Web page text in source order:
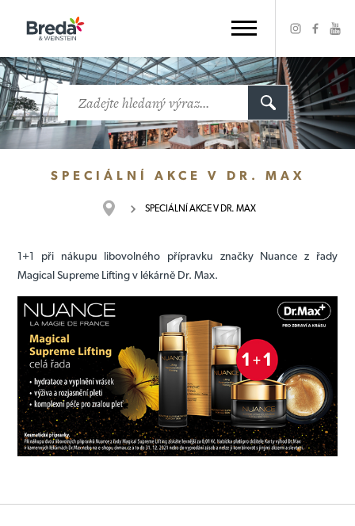
SPECIÁLNÍ AKCE V DR. MAX
SPECIÁLNÍ AKCE V DR. MAX
1+1 při nákupu libovolného přípravku značky Nuance z řady
Magical Supreme Lifting v lékárně Dr. Max.